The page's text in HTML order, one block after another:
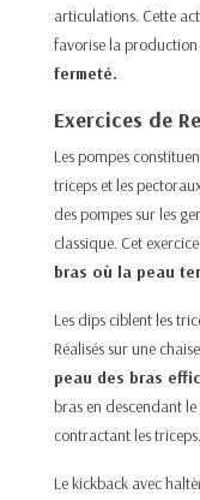
articulations. Cette
favorise la
fermeté.
Exercices de
Les pompes
triceps et les
des pompes sur les
classique. Cet
bras où la peau
Les dips ciblent les
Réalisés sur une
peau des bras
bras en descendant
contractant les triceps.
Le kickback avec